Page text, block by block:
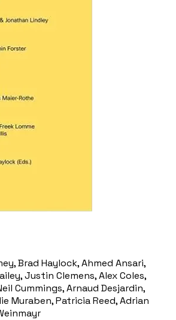
Brad Haylock, Ahmed Ansari,
Justin Clemens, Alex Coles,
Cummings, Arnaud Desjardin,
Muraben, Patricia Reed, Adrian